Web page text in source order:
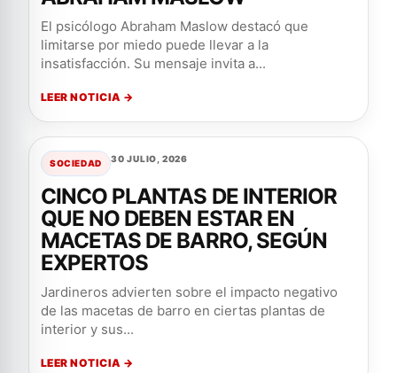
El psicólogo Abraham Maslow destacó que
limitarse por miedo puede llevar a la
insatisfacción. Su mensaje invita a...
LEER NOTICIA →
SOCIEDAD 30 JULIO, 2026
CINCO PLANTAS DE INTERIOR
QUE NO DEBEN ESTAR EN
MACETAS DE BARRO, SEGÚN
EXPERTOS
Jardineros advierten sobre el impacto negativo
de las macetas de barro en ciertas plantas de
interior y sus...
LEER NOTICIA →